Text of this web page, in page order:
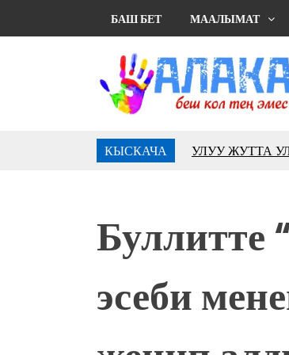
БАШ БЕТ МААЛЫМАТ
КЫСКАЧА
УЛУУ ЖУТТА
Аида
президенти
Садыр
үчүн, улуу көч
Буллитте
эсеби